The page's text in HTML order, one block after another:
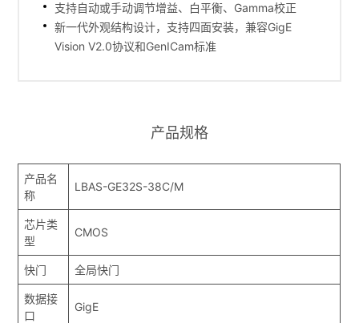
支持自动或手动调节增益、白平衡、Gamma校正
新一代外观结构设计，支持四面安装，兼容GigE
Vision V2.0协议和GenICam标准
产品规格
产品名
称
LBAS-GE32S-38C/M
芯片类
型
CMOS
快门 全局快门
数据接
口
GigE